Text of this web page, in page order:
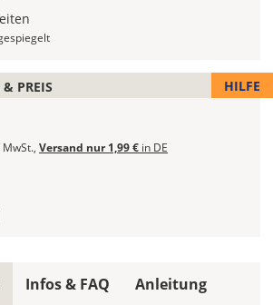
PREIS HILFE
Versand nur 1,99 € in DE
Infos & FAQ Anleitung